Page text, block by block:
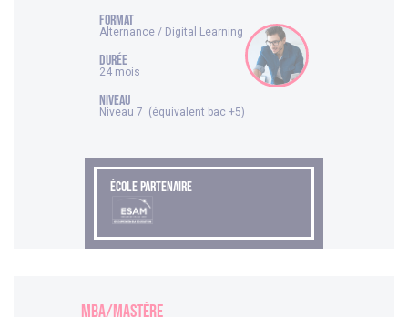
FORMAT
Alternance / Digital Learning
DURÉE
24 mois
NIVEAU
Niveau 7 (équivalent bac +5)
ÉCOLE PARTENAIRE
MBA/Mastère